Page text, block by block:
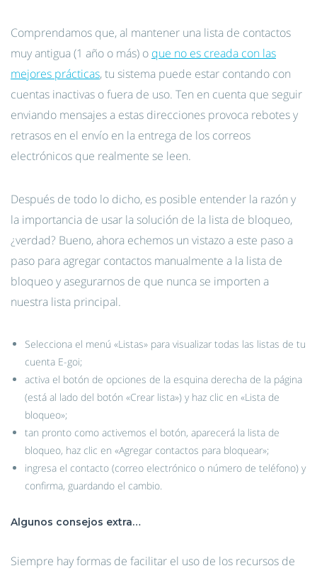
Comprendamos que, al mantener una lista de contactos
muy antigua (1 año o más) o que no es creada con las
mejores prácticas, tu sistema puede estar contando con
cuentas inactivas o fuera de uso. Ten en cuenta que seguir
enviando mensajes a estas direcciones provoca rebotes y
retrasos en el envío en la entrega de los correos
electrónicos que realmente se leen.
Después de todo lo dicho, es posible entender la razón y
la importancia de usar la solución de la lista de bloqueo,
¿verdad? Bueno, ahora echemos un vistazo a este paso a
paso para agregar contactos manualmente a la lista de
bloqueo y asegurarnos de que nunca se importen a
nuestra lista principal.
Selecciona el menú «Listas» para visualizar todas las listas de tu
cuenta E-goi;
activa el botón de opciones de la esquina derecha de la página
(está al lado del botón «Crear lista») y haz clic en «Lista de
bloqueo»;
tan pronto como activemos el botón, aparecerá la lista de
bloqueo, haz clic en «Agregar contactos para bloquear»;
ingresa el contacto (correo electrónico o número de teléfono) y
confirma, guardando el cambio.
Algunos consejos extra…
Siempre hay formas de facilitar el uso de los recursos de